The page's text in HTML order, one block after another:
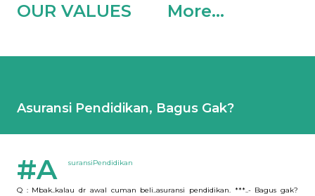
OUR VALUES More…
Asuransi Pendidikan, Bagus Gak?
#A suransiPendidikan
Q : Mbak..kalau dr awal cuman beli..asuransi pendidikan. ***..- Bagus gak?